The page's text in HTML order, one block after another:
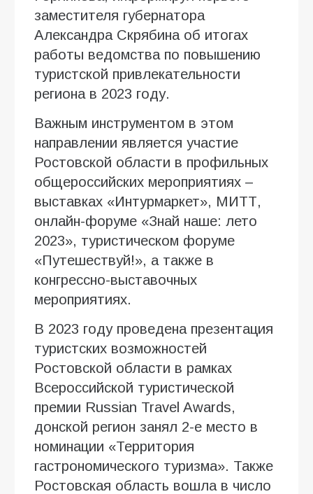
заместителя губернатора
Александра Скрябина об итогах
работы ведомства по повышению
туристской привлекательности
региона в 2023 году.
Важным инструментом в этом
направлении является участие
Ростовской области в профильных
общероссийских мероприятиях –
выставках «Интурмаркет», МИТТ,
онлайн-форуме «Знай наше: лето
2023», туристическом форуме
«Путешествуй!», а также в
конгрессно-выставочных
мероприятиях.
В 2023 году проведена презентация
туристских возможностей
Ростовской области в рамках
Всероссийской туристической
премии Russian Travel Awards,
донской регион занял 2-е место в
номинации «Территория
гастрономического туризма». Также
Ростовская область вошла в число